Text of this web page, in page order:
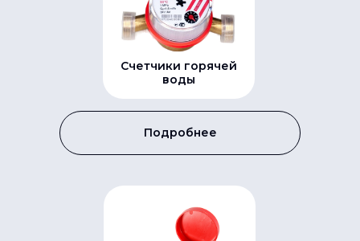
Счетчики горячей
воды
Подробнее